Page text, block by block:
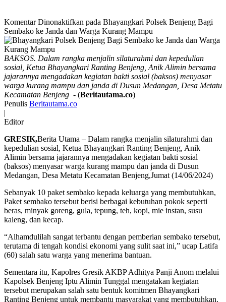
Komentar Dinonaktifkan pada Bhayangkari Polsek Benjeng Bagi
Sembako ke Janda dan Warga Kurang Mampu
BAKSOS. Dalam rangka menjalin silaturahmi dan kepedulian
sosial, Ketua Bhayangkari Ranting Benjeng, Anik Alimin bersama
jajarannya mengadakan kegiatan bakti sosial (baksos) menyasar
warga kurang mampu dan janda di Dusun Medangan, Desa Metatu
Kecamatan Benjeng - (Beritautama.co)
Penulis Beritautama.co
|
Editor
GRESIK,Berita Utama – Dalam rangka menjalin silaturahmi dan
kepedulian sosial, Ketua Bhayangkari Ranting Benjeng, Anik
Alimin bersama jajarannya mengadakan kegiatan bakti sosial
(baksos) menyasar warga kurang mampu dan janda di Dusun
Medangan, Desa Metatu Kecamatan Benjeng,Jumat (14/06/2024)
Sebanyak 10 paket sembako kepada keluarga yang membutuhkan,
Paket sembako tersebut berisi berbagai kebutuhan pokok seperti
beras, minyak goreng, gula, tepung, teh, kopi, mie instan, susu
kaleng, dan kecap.
“Alhamdulilah sangat terbantu dengan pemberian sembako tersebut,
terutama di tengah kondisi ekonomi yang sulit saat ini,” ucap Latifa
(60) salah satu warga yang menerima bantuan.
Sementara itu, Kapolres Gresik AKBP Adhitya Panji Anom melalui
Kapolsek Benjeng Iptu Alimin Tunggal mengatakan kegiatan
tersebut merupakan salah satu bentuk komitmen Bhayangkari
Ranting Benjeng untuk membantu masyarakat yang membutuhkan.